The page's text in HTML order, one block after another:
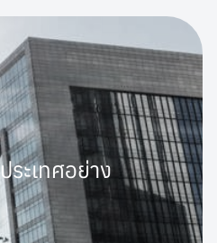
ะเทศอย่าง